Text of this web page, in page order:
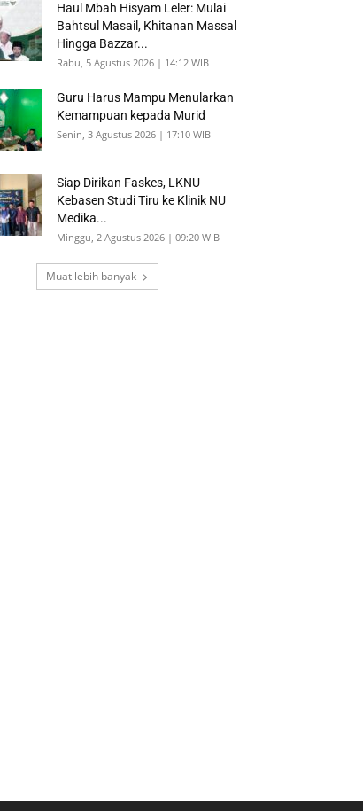
Haul Mbah Hisyam Leler: Mulai
Bahtsul Masail, Khitanan Massal
Hingga Bazzar...
Rabu, 5 Agustus 2026 | 14:12 WIB
Guru Harus Mampu Menularkan
Kemampuan kepada Murid
Senin, 3 Agustus 2026 | 17:10 WIB
Siap Dirikan Faskes, LKNU
Kebasen Studi Tiru ke Klinik NU
Medika...
Minggu, 2 Agustus 2026 | 09:20 WIB
Muat lebih banyak